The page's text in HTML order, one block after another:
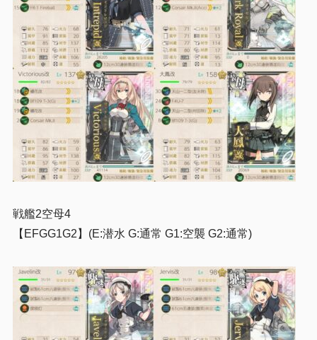
戦艦2空母4
【EFGG1G2】(E:潜水 G:通常 G1:空襲 G2:通常)